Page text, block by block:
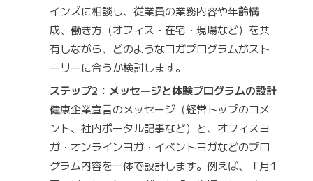
インズに相談し、従業員の業務内容や年齢構
成、働き方（オフィス・在宅・現場など）を共
有しながら、どのようなヨガプログラムがスト
ーリーに合うか検討します。
ステップ2：メッセージと体験プログラムの設計
健康企業宣言のメッセージ（経営トップのコメ
ント、社内ポータル記事など）と、オフィスヨ
ガ・オンラインヨガ・イベントヨガなどのプロ
グラム内容を一体で設計します。例えば、「月1